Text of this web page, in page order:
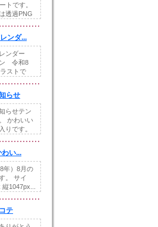
トです。
透過PNG
ンダ...
ンダー
ン 令和8
ストで
らせ
らせテン
かわいい
りです。
い...
年）8月の
。 サイ
1047px...
テ